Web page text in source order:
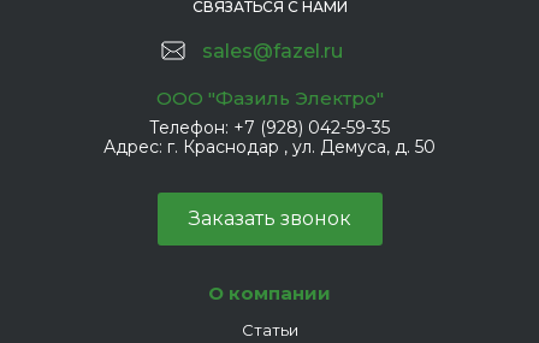
СВЯЗАТЬСЯ С НАМИ
sales@fazel.ru
ООО "Фазиль Электро"
Телефон: +7 (928) 042-59-35
Адрес: г. Краснодар , ул. Демуса, д. 50
Заказать звонок
О компании
Статьи